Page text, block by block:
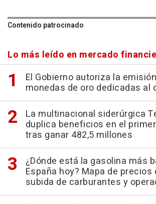
Contenido patrocinado
Lo más leído en mercado
El Gobierno autoriza la
monedas de oro dedicadas al
La multinacional siderúrgica
duplica beneficios en el
tras ganar 482,5 millones
¿Dónde está la gasolina más
España hoy? Mapa de precios
subida de carburantes y